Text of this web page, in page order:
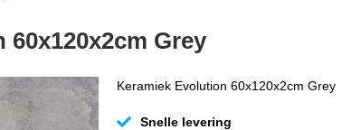
Grey
Keramiek Evolution 60x120x2cm Grey
Snelle levering